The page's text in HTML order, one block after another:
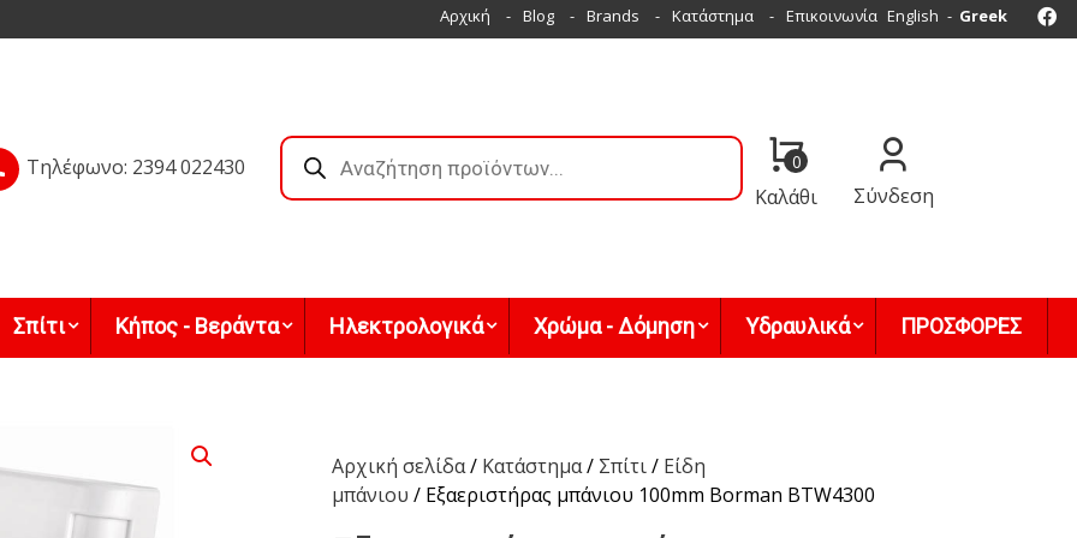
Αρχική Blog Brands Κατάστημα Επικοινωνία English Greek
Τηλέφωνο: 2394 022430
Products
search 0
Καλάθι Σύνδεση
Σπίτι Κήπος - Βεράντα Ηλεκτρολογικά Χρώμα - Δόμηση Υδραυλικά ΠΡΟΣΦΟΡΕΣ
Αρχική σελίδα/ Κατάστημα/ Σπίτι/ Είδη
μπάνιου / Εξαεριστήρας μπάνιου 100mm Borman BTW4300